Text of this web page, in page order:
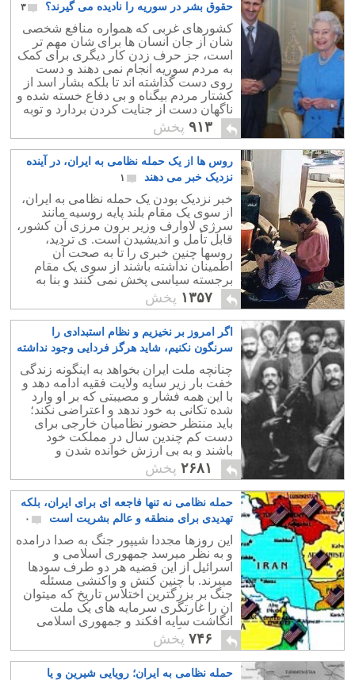
حقوق بشر در سوریه را نادیده می گیرند؟
۳
کشورهای غربی که همواره منافع شخصی
شان از جان انسان ها برای شان مهم تر
است، جز حرف زدن کار دیگری برای کمک
به مردم سوریه انجام نمی دهند و دست
روی دست گذاشته اند تا بلکه بشار اسد از
کشتار مردم بیگناه و بی دفاع خسته شده و
ناگهان دست از جنایت کردن بردارد و توبه
کند.!۹۱۳ پخش
روس ها از یک حمله نظامی به ایران، در آینده
نزدیک خبر می دهند
۱
خبر نزدیک بودن یک حمله نظامی به ایران،
از سوی یک مقام بلند پایه روسیه مانند
سرژی لاوارف وزیر برون مرزی آن کشور،
قابل تأمل و اندیشیدن است. ی تردید،
روسها چنین خبری را تا به صحت آن
اطمینان نداشته باشند از سوی یک مقام
برجسته سیاسی پخش نمی کنند و بنا به
مثالی: «تا نباشد چیزیکی، مردم نگویند
چیزها».
۱۳۵۷ پخش
اگر امروز بر نخیزیم و نظام استبدادی را
سرنگون نکنیم، شاید هرگز فردایی وجود نداشته
باشد
۵
چنانچه ملت ایران بخواهد به اینگونه زندگی
خفت بار زیر سایه ولایت فقیه ادامه دهد و
با این همه فشار و مصیبتی که بر او وارد
شده تکانی به خود ندهد و اعتراضی نکند؛
باید منتظر حضور نظامیان خارجی برای
دست کم چندین سال در مملکت خود
باشند و به بی ارزش خوانده شدن و
کاپیتولاسیون نیز عادت نمایند.
۲۶۸۱ پخش
حمله نظامی نه تنها فاجعه ای برای ایران، بلکه
تهدیدی برای منطقه و عالم بشریت است
۰
این روزها مجددا شیپور جنگ به صدا درامده
و به نظر میرسد جمهوری اسلامی و
اسرائیل از این قضیه هر دو طرف سودها
میبرند. با چنین کنش و واکنشی مسئله
جنگ بر بزرگترین اختلاس تاریخ که میتوان
ان را غارتگری سرمایه های یک ملت
انگاشت سایه افکند و جمهوری اسلامی
فرصتی دیگر یافت تا از یک بحران به
سلامت عبور کند.
۷۴۶ پخش
حمله نظامی به ایران؛ رویایی شیرین و یا